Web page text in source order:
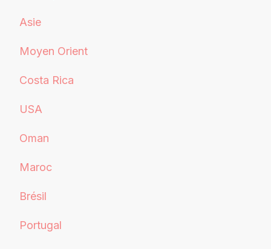
Asie
Moyen Orient
Costa Rica
USA
Oman
Maroc
Brésil
Portugal